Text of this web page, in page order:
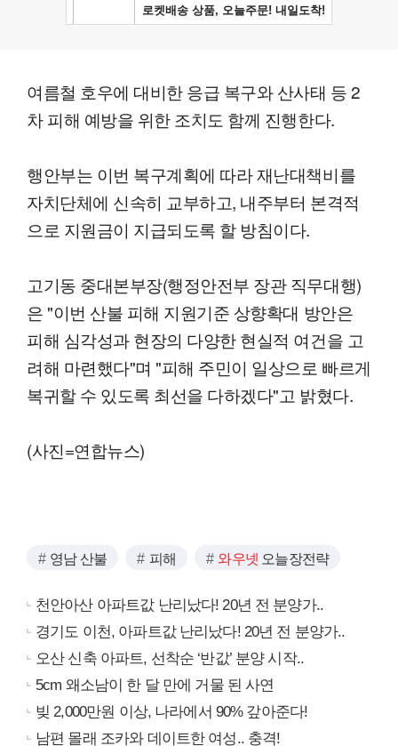
여름철 호우에 대비한 응급 복구와 산사태 등 2
차 피해 예방을 위한 조치도 함께 진행한다.
행안부는 이번 복구계획에 따라 재난대책비를
자치단체에 신속히 교부하고, 내주부터 본격적
으로 지원금이 지급되도록 할 방침이다.
고기동 중대본부장(행정안전부 장관 직무대행)
은 "이번 산불 피해 지원기준 상향확대 방안은
피해 심각성과 현장의 다양한 현실적 여건을 고
려해 마련했다"며 "피해 주민이 일상으로 빠르게
복귀할 수 있도록 최선을 다하겠다"고 밝혔다.
(사진=연합뉴스)
영남 산불 피해 와우넷 오늘장전략
천안아산 아파트값 난리났다! 20년 전 분양가..
경기도 이천, 아파트값 난리났다! 20년 전 분양가..
오산 신축 아파트, 선착순 ‘반값’ 분양 시작..
5cm 왜소남이 한 달 만에 거물 된 사연
빚 2,000만원 이상, 나라에서 90% 갚아준다!
남편 몰래 조카와 데이트한 여성.. 충격!